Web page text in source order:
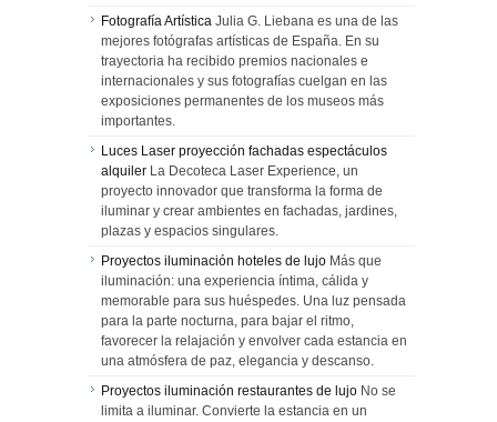
Fotografía Artística Julia G. Liebana es una de las
mejores fotógrafas artísticas de España. En su
trayectoria ha recibido premios nacionales e
internacionales y sus fotografías cuelgan en las
exposiciones permanentes de los museos más
importantes.
Luces Laser proyección fachadas espectáculos
alquiler La Decoteca Laser Experience, un
proyecto innovador que transforma la forma de
iluminar y crear ambientes en fachadas, jardines,
plazas y espacios singulares.
Proyectos iluminación hoteles de lujo Más que
iluminación: una experiencia íntima, cálida y
memorable para sus huéspedes. Una luz pensada
para la parte nocturna, para bajar el ritmo,
favorecer la relajación y envolver cada estancia en
una atmósfera de paz, elegancia y descanso.
Proyectos iluminación restaurantes de lujo No se
limita a iluminar. Convierte la estancia en un